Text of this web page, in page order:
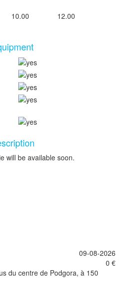
10.00 12.00
will be available soon.
09-08-2026
0 €
du centre de Podgora, à 150